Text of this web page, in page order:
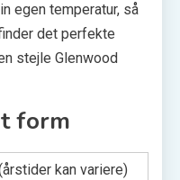
egen temperatur, så
det perfekte
stejle Glenwood
form
kan variere)